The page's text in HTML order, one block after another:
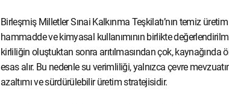
Birleşmiş Milletler Sınai Kalkınma Teşkilatı’nın temiz
hammadde ve kimyasal kullanımının birlikte
kirliliğin oluştuktan sonra arıtılmasından çok, kaynağında
esas alır. Bu nedenle su verimliliği, yalnızca çevre
azaltımı ve sürdürülebilir üretim stratejisidir.